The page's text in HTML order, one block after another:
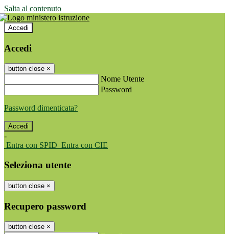
Salta al contenuto
Accedi
Accedi
button close ×
Nome Utente
Password
Password dimenticata?
-
Entra con SPID Entra con CIE
Seleziona utente
button close ×
Recupero password
button close ×